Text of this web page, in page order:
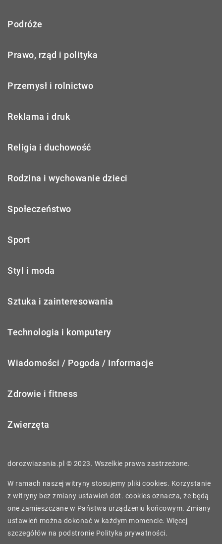
Podróże
Prawo, rząd i polityka
Przemysł i rolnictwo
Reklama i druk
Religia i duchowość
Rodzina i wychowanie dzieci
Społeczeństwo
Sport
Styl i moda
Sztuka i zainteresowania
Technologia i komputery
Wiadomości / Pogoda / Informacje
Zdrowie i fitness
Zwierzęta
dorozwiazania.pl © 2023. Wszelkie prawa zastrzeżone.
W ramach naszej witryny stosujemy pliki cookies. Korzystanie
z witryny bez zmiany ustawień dot. cookies oznacza, że będą
one zamieszczane w Państwa urządzeniu końcowym. Zmiany
ustawień można dokonać w każdym momencie. Więcej
szczegółów na podstronie Polityka prywatności.